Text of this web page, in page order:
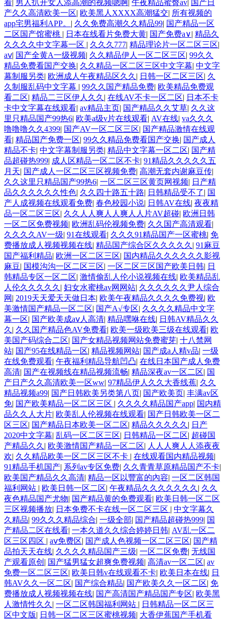
看| 男人扒开女人添高潮的视频嗯啊| 午夜精品蜜臀av| 国产日
产久久高清欧美一区| 欧美黑人XXXX高潮猛交| 所有视频的
app宅男福利APP。 | 久久免费高潮久久精品99| 国产精品一区
二区国产馆蜜桃 | 日本在线看片免费大黄| 国产免费a∨| 精品久
久久久久中文字幕一区 | 久久久777| 精品理论片一区二区三区|
aⅴ| 国产全黄A一级视频| 久久精品伊人一区二区三区| 99久久
精品免费看国产交换| 久久精品一区二区三区中文字幕| 中文字
幕制服另类| 欧洲成人午夜精品区久久 | 日韩一区二区三区| 久
久制服乱码中文字幕 | 99久久国产精品免费| 欧美精品免费观
看二区| 精品二三区伊人久久 | 在线AV不卡一区二区| 日本不卡
卡中文字幕在线观看| av精品主页| 国产精品久久艾草| 久久这
里只精品国产99热6| 欧美a级v片在线观看| AV在线| va久久久
噜噜噜久久4399| 国产AV一区二区三区| 国产精品激情在线观
看| 精品国产免费一区| 99久久精品免费看国产交换| 国产成人
精品不卡| 中文字幕制服另类| 精品中文字幕一区二区| 国产精
品超碰热999| 成人区精品一区二区不卡| 91精品久久久久久五
月天| 国产成人一区二区三区视频免费| 高潮无套内谢麻豆传|
久久这里只精品国产99热6| 一区二区三区黄页网视频| 日产精
品久久久久久久性色| 久久四十路五十路| 日韩精品受不了| 国
产人成视频在线观看免费| 春色校园小说| 日韩AV在线| 夜夜精
品一区二区三区| 久久人人爽人人爽人人片AV超碰| 欧洲日韩
一区二区免费视频| 欧洲乱码伦视频免费| 久久国产高清观看|
久久久久AV一级| 91在线观看| 久久久91精品国产一区蜜桃| 免
费播放成人视频视频在线| 精品国产综合区久久久久久 | 91麻豆
国产福利精品| 欧洲一区二区三区| 国内精品久久久久久久影视
麻豆| 国模沟沟一区二区三区| 一区二区三区国产欧美日韩| 日
韩精品专区一区二区| 激情偷乱人伦小说视频在线| 欧美精品乱
人伦久久久久久 | 妇女水蜜桃av网网站| 久久久久久久尹人综合
网 | 2019天天爱天天做日本| 欧美午夜精品久久久久免费视| 欧
美激情国产精品一区二区| 国产A√专区| 久久久久精品中文字
幕一区| 国产欧美成aⅴ人高清| 精品嘿咻在线| 日韩AV精品久久
久 | 久久国产精品色AV免费看| 欧美一级欧美三级在线观看| 欧
美国产码综合二区| 国产女精品视频网站免费蜜芽| 十八禁网
站| 国产95在线精品一区| 精品视频网站| 国产成a人精v品| 一级
在线免费观看| 午夜福利精品导航凹凸| 在线日本国产成人免费
高清| 国产在视频线在精品视频流畅| 精品深夜av一区二区| 国
产日产久久高清欧美一区ww| 97精品伊人久久大香线蕉| 久久
精品视频a99| 国产日韩欧美另类第八页| 国产欧美页| 丰满av区
免| 国产欧美精品一区二区三区 | 久久久久精品国产app| 国内精
品久久人大片| 欧美乱人伦视频在线观看| 国产日韩欧美一区二
区三区| 国产精品日本欧美一区二区| 精品久久久久久 | 日产
2020中文字幕| 乱码一区二区三区| 日韩精品一区二区| 超碰国
产精品久久 | 欧美激情国产精品一区二区| 人人人爽人人添夜夜
欢| 久久精品欧美一区二区三区不卡 | 在线观看国内精品视频|
91精品手机国产| 系列av专区免费| 久久青青草原精品国产不卡|
欧美国产精品久久高清| 精品一区以豐富的內容| 一区二区韩国
福利网站 | 欧美日韩一区二区| 午夜精品久久久久久久久 | 久久
夜色精品国产尤物| 国产精品黄的免费观看| 欧美日韩一区二区
三区视频播放| 日本免费不卡在线一区二区三区 | 中文字幕久
久精品| 99久久久精品综合| 一级全部| 国产精品超碰热999| 国
产精品二区在线看| 一本久道久久综合婷婷日韩| AV乱一区二
区三区四区 | aⅴ免费区| 国产成人色视频一区二区三区| 国产精
品拍天天在线| 久久久久精品国产三级| 一区二区免费| 无线国
产观看原创 | 国产猛男猛女超爽免费视频| 高清av一区二区| av
免费一区二区三区| 欧美日韩v在线观看不卡| 欧美日本在线| 日
韩AV久久一区二区| 国产综合精品| 国产欧美久久一区二区| 免
费播放成人视频视频在线| 国产高清国产精品国产专区| 欧美黑
人激情性久久 | 一区二区韩国福利网站 | 日韩精品一区二区三
区中文版| 日韩一区二区三区蜜桃视频| 大香伊蕉国产手机看